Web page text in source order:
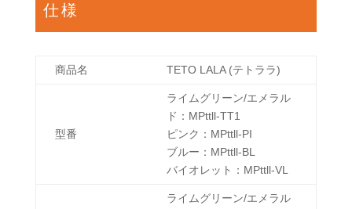
仕様
商品名 TETO LALA (テトララ)
型番
ライムグリーン/エメラル
ド： MPttll-TT1
ピンク： MPttll-PI
ブルー： MPttll-BL
バイオレット： MPttll-VL
ライムグリーン/エメラル